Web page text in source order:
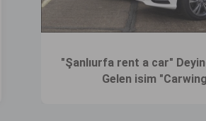
"Şanlıurfa rent a car"
Gelen isim